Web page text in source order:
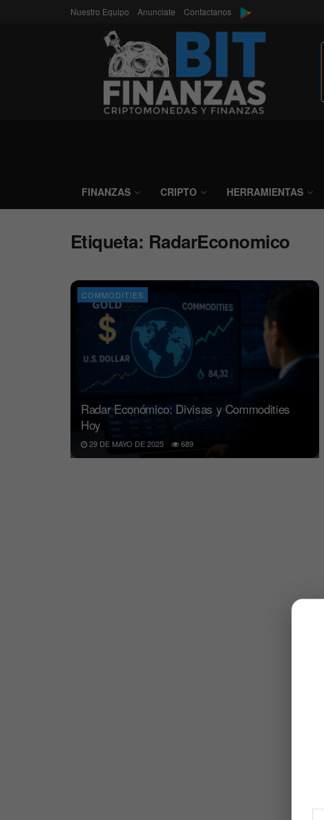
Nuestro Equipo Anunciate Contactanos
FINANZAS CRIPTO HERRAMIENTAS
Etiqueta: RadarEconomico
COMMODITIES
Radar Económico: Divisas y Commodities
Hoy
29 DE MAYO DE 2025 689